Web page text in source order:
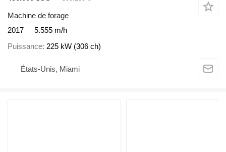
Machine de forage
2017
5.555 m/h
Puissance 225 kW (306 ch)
États-Unis, Miami